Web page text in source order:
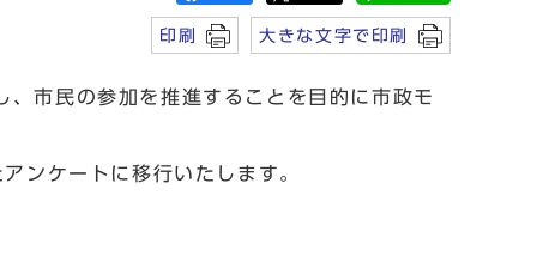
印刷 大きな文字で印刷
市民の参加を推進することを目的に市政モ
ンケートに移行いたします。